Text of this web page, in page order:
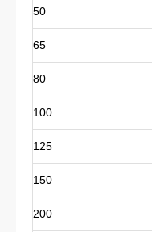
50
65
80
100
125
150
200